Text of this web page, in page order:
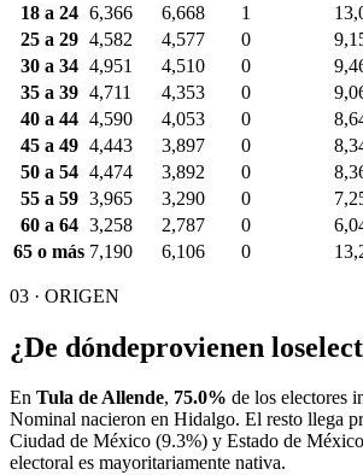
18 a 24 6,366 6,668 1
25 a 29 4,582 4,577 0
30 a 34 4,951 4,510 0
35 a 39 4,711 4,353 0
40 a 44 4,590 4,053 0
45 a 49 4,443 3,897 0
50 a 54 4,474 3,892 0
55 a 59 3,965 3,290 0
60 a 64 3,258 2,787 0
65 o más 7,190 6,106 0
03 · ORIGEN
¿De dóndeprovienen los
En Tula de Allende, 75.0% de los electores
Nominal nacieron en Hidalgo. El resto llega
Ciudad de México (9.3%) y Estado de México
electoral es mayoritariamente nativa.